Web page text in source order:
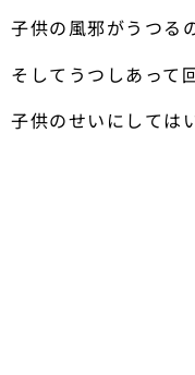
子供の風邪がうつる
そしてうつしあって
子供のせいにしては